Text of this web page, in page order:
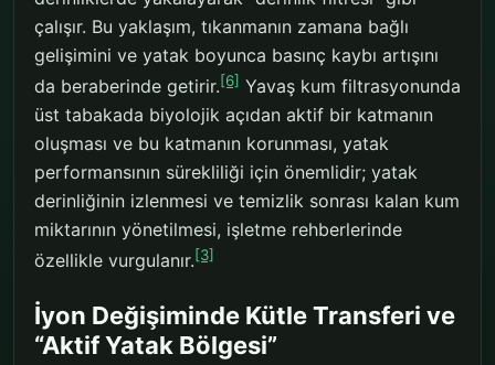
çalışır. Bu yaklaşım, tıkanmanın zamana bağlı
gelişimini ve yatak boyunca basınç kaybı artışını
da beraberinde getirir.[6] Yavaş kum filtrasyonunda
üst tabakada biyolojik açıdan aktif bir katmanın
oluşması ve bu katmanın korunması, yatak
performansının sürekliliği için önemlidir; yatak
derinliğinin izlenmesi ve temizlik sonrası kalan kum
miktarının yönetilmesi, işletme rehberlerinde
özellikle vurgulanır.[3]
İyon Değişiminde Kütle Transferi ve
“Aktif Yatak Bölgesi”